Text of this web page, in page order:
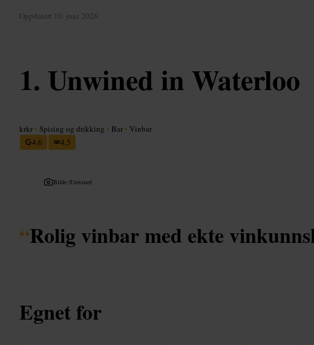
Oppdatert 10. juni 2026
Unwined in Waterloo
krkr • Spising og drikking • Bar • Vinbar
4,6
4,5
Bilde /Unwined
“Rolig vinbar med ekte
Egnet for